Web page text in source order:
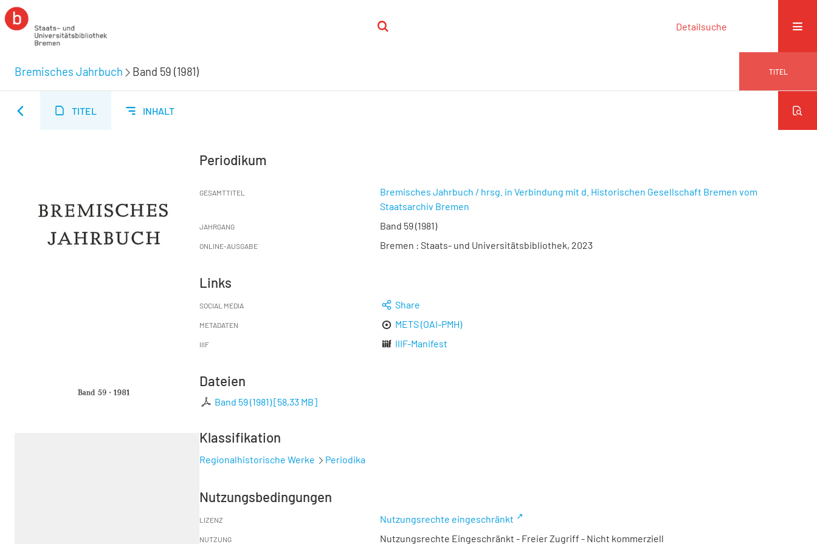
Detailsuche
Bremisches Jahrbuch Band 59 (1981) TITEL
TITEL INHALT
Periodikum
GESAMTTITEL
Bremisches Jahrbuch / hrsg. in Verbindung mit d. Historischen Gesellschaft Bremen vom
Staatsarchiv Bremen
JAHRGANG Band 59 (1981)
ONLINE-AUSGABE Bremen : Staats- und Universitätsbibliothek, 2023
Links
SOCIAL MEDIA Share
METADATEN METS (OAI-PMH)
IIIF IIIF-Manifest
Dateien
Band 59 (1981)[58,33 MB]
Klassifikation
Regionalhistorische Werke Periodika
Nutzungsbedingungen
LIZENZ Nutzungsrechte eingeschränkt
NUTZUNG Nutzungsrechte Eingeschränkt - Freier Zugriff - Nicht kommerziell